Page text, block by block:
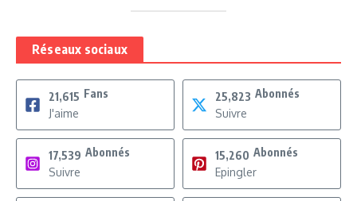
Réseaux sociaux
21,615 Fans
J'aime
25,823 Abonnés
Suivre
17,539 Abonnés
Suivre
15,260 Abonnés
Epingler